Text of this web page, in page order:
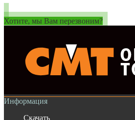
Хотите, мы Вам перезвоним?
Информация
Скачать